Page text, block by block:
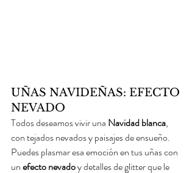
UÑAS NAVIDEÑAS: EFECTO
NEVADO
Todos deseamos vivir una Navidad blanca,
con tejados nevados y paisajes de ensueño.
Puedes plasmar esa emoción en tus uñas con
un efecto nevado y detalles de glitter que le